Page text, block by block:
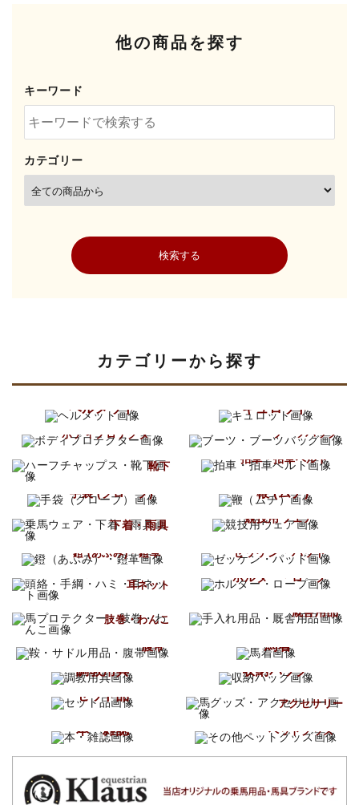
他の商品を探す
キーワード
カテゴリー
検索する
検索する
カテゴリーから探す
ヘルメット キュロット
ボディプロテクター
ブーツ
ブーツバッグ
靴下
拍車・拍車ベルト
手袋 (グローブ) 鞭 (ムチ)
下着・雨具
競技用ウェア
鐙 (あぶみ)・鐙革 ゼッケン・パッド
耳ネット
ホルター・ロープ
肢巻・わんこ
厩舎用品
腹帯
馬着
調教用具
収納バッグ
セット品
アクセサリー
本・雑誌
ペットグッズ